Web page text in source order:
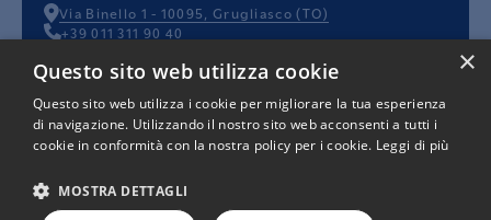
Via Binello 1 - 10095 Grugliasco (TO)
+39 011 311 90 40
PRIVACY
COOKIE
TERMINI E
Questo sito è protetto da Google reCAPTCHA v3,Privacy Policy
×
Questo sito web utilizza cookie
Questo sito web utilizza i cookie per migliorare la tua esperienza
di navigazione. Utilizzando il nostro sito web acconsenti a tutti i
cookie in conformità con la nostra policy per i cookie. Leggi di più
MOSTRA DETTAGLI